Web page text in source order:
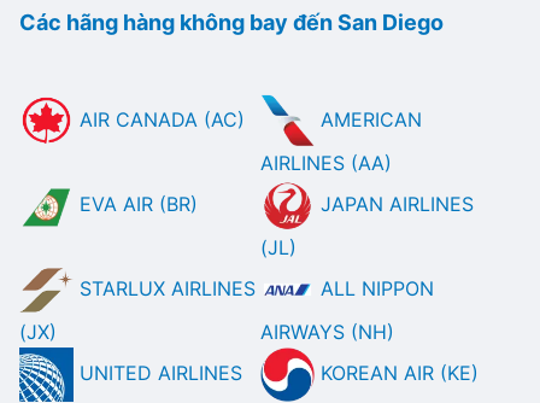
Các hãng hàng không bay đến San Diego
AIR CANADA (AC)
AMERICAN
AIRLINES (AA)
EVA AIR (BR)
JAPAN AIRLINES
(JL)
STARLUX AIRLINES
(JX)
ALL NIPPON
AIRWAYS (NH)
UNITED AIRLINES
KOREAN AIR (KE)